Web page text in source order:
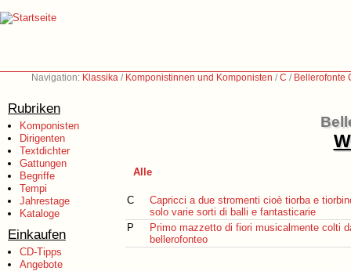
Navigation: Klassika / Komponistinnen und Komponisten /C / Bellerofonte
Rubriken
Komponisten
Dirigenten
Textdichter
Gattungen
Begriffe
Tempi
Jahrestage
Kataloge
Einkaufen
CD-Tipps
Angebote
Alle
C
Capricci a due stromenti cioè tiorba e
solo varie sorti di balli e fantasticarie
P
Primo mazzetto di fiori musicalmente colti
bellerofonteo